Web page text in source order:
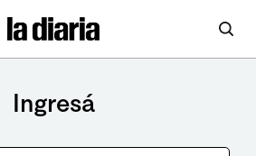
Ingresá